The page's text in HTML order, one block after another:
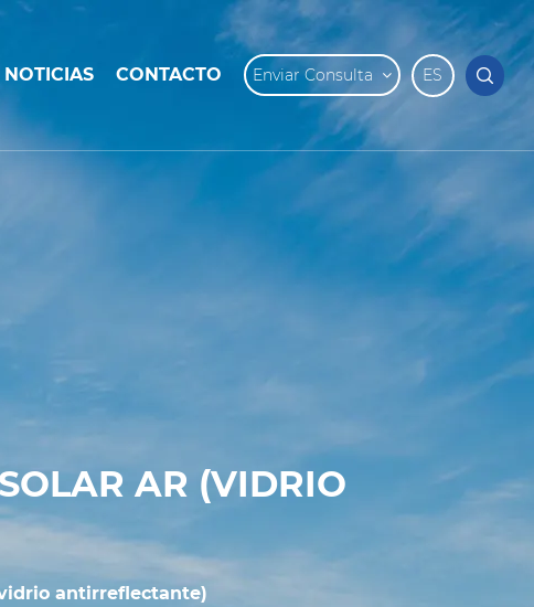
NOTICIAS CONTACTO Enviar Consulta ES
AR (VIDRIO
antirreflectante)